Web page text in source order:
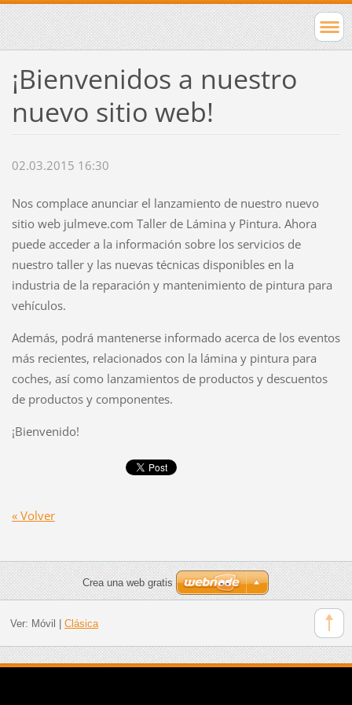
¡Bienvenidos a nuestro
nuevo sitio web!
02.03.2015 16:30
Nos complace anunciar el lanzamiento de nuestro nuevo
sitio web julmeve.com Taller de Lámina y Pintura. Ahora
puede acceder a la información sobre los servicios de
nuestro taller y las nuevas técnicas disponibles en la
industria de la reparación y mantenimiento de pintura para
vehículos.
Además, podrá mantenerse informado acerca de los eventos
más recientes, relacionados con la lámina y pintura para
coches, así como lanzamientos de productos y descuentos
de productos y componentes.
¡Bienvenido!
« Volver
Crea una web gratis
Ver: Móvil Clásica